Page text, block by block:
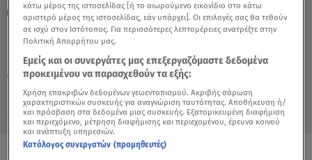
Κυριακή 9 Αυγούστου 2026
22.01.21, 12:51 ΖΩΔΙΑ
ΑΣΗ ΜΠΗΛΙΟΥ ΑΣΤΡΟΛΟΓΙΚΕΣ ΠΡΟΒΛΕΨΕΙΣ
κάτω μέρος της ιστοσελίδας [ή το αιωρούμενο εικονίδιο στο κάτω
αριστερό μέρος της ιστοσελίδας, εάν υπάρχει]. Οι επιλογές σας θα τεθούν
σε ισχύ στον Ιστότοπος. Για περισσότερες λεπτομέρειες ανατρέξτε στην
Πολιτική Απορρήτου μας.
Εμείς και οι συνεργάτες μας επεξεργαζόμαστε δεδομένα
προκειμένου να παρασχεθούν τα εξής:
Χρήση επακριβών δεδομένων γεωεντοπισμού. Ακριβής σάρωση
χαρακτηριστικών συσκευής για αναγνώριση ταυτότητας. Αποθήκευση ή/
και πρόσβαση στα δεδομένα μιας συσκευής. Εξατομικευμένη διαφήμιση
και περιεχόμενο, μέτρηση διαφήμισης και περιεχομένου, έρευνα κοινού
και ανάπτυξη υπηρεσιών.
Κατάλογος συνεργατών (προμηθευτές)